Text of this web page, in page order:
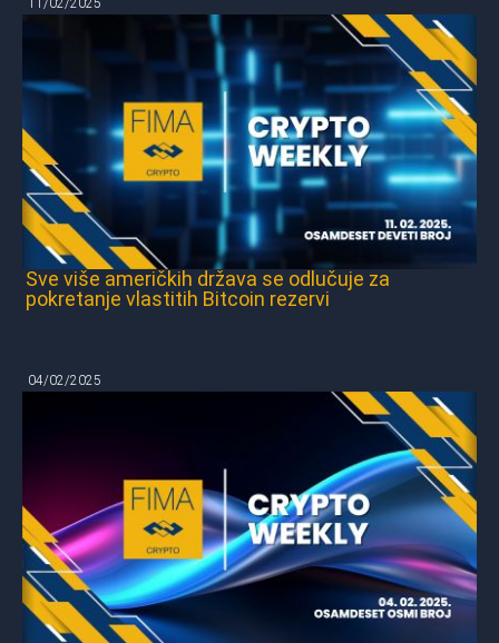
11/02/2025
Sve više američkih država se odlučuje za
pokretanje vlastitih Bitcoin rezervi
04/02/2025